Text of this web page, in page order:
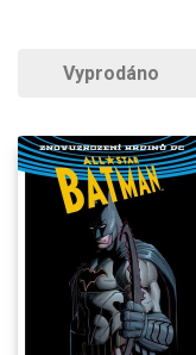
Vyprodáno